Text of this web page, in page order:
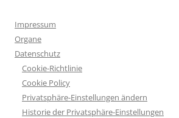
Impressum
Organe
Datenschutz
Cookie-Richtlinie
Cookie Policy
Privatsphäre-Einstellungen ändern
Historie der Privatsphäre-Einstellungen